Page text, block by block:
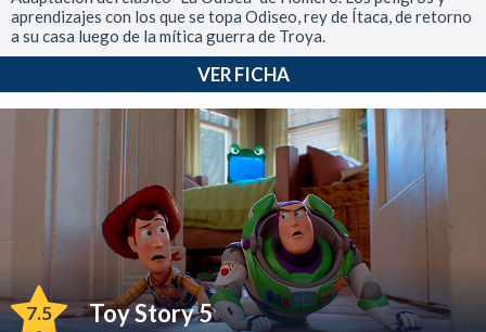
aprendizajes con los que se topa Odiseo, rey de Ítaca, de retorno
a su casa luego de la mítica guerra de Troya.
VER FICHA
7.5 Toy Story 5